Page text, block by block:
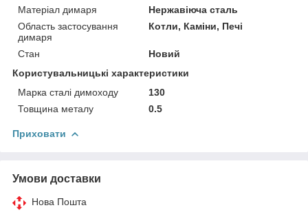
Матеріал димаря
Нержавіюча сталь
Область застосування
димаря
Котли, Каміни, Печі
Стан
Новий
Користувальницькі характеристики
Марка сталі димоходу
130
Товщина металу
0.5
Приховати
Умови доставки
Нова Пошта